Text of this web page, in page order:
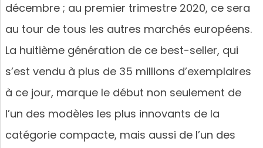
décembre ; au premier trimestre 2020, ce sera
au tour de tous les autres marchés européens.
La huitième génération de ce best-seller, qui
s’est vendu à plus de 35 millions d’exemplaires
à ce jour, marque le début non seulement de
l’un des modèles les plus innovants de la
catégorie compacte, mais aussi de l’un des